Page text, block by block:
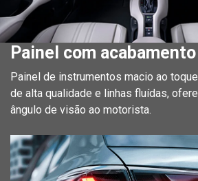
Painel com
Painel de instrumentos macio ao
de alta qualidade e linhas fluídas,
ângulo de visão ao motorista.